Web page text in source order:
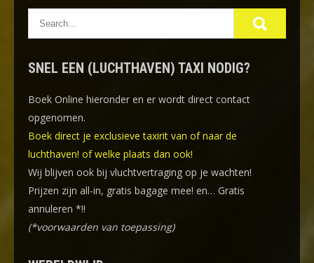
SNEL EEN (LUCHTHAVEN) TAXI NODIG?
Boek Online hieronder en er wordt direct contact
opgenomen.
Boek direct je exclusieve taxirit van of naar de
luchthaven! of welke plaats dan ook!
Wij blijven ook bij vluchtvertraging op je wachten!
Prijzen zijn all-in, gratis bagage mee! en… Gratis
annuleren *!!
(*voorwaarden van toepassing)